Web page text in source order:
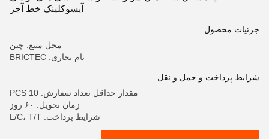
آیسوکلینک خط آجر
جزئیات محصول
محل منبع: چین
نام تجاری: BRICTEC
شرایط پرداخت و حمل و نقل
مقدار حداقل تعداد سفارش: 10 PCS
زمان تحویل: ۶۰ روز
شرایط پرداخت: L/C، T/T